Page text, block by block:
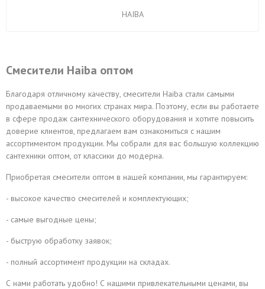
HAIBA
Смесители Haiba оптом
Благодаря отличному качеству, смесители Haiba стали самыми
продаваемыми во многих странах мира. Поэтому, если вы работаете
в сфере продаж сантехнического оборудования и хотите повысить
доверие клиентов, предлагаем вам ознакомиться с нашим
ассортиментом продукции. Мы собрали для вас большую коллекцию
сантехники оптом, от классики до модерна.
Приобретая смесители оптом в нашей компании, мы гарантируем:
- высокое качество смесителей и комплектующих;
- самые выгодные цены;
- быструю обработку заявок;
- полный ассортимент продукции на складах.
С нами работать удобно! С нашими привлекательными ценами, вы